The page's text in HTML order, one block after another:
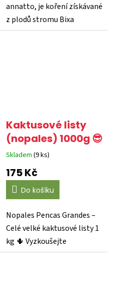
annatto, je koření získávané
z plodů stromu Bixa
orellana. Toto koření...
Kaktusové listy
(nopales) 1000g 😎
Průměrné
hodnocení
produktu
5,0
5
hvězdiček.
Skladem (9 ks)
175 Kč
Do košíku
Nopales Pencas Grandes –
Celé velké kaktusové listy 1
kg 🌵 Vyzkoušejte
autentickou mexickou...